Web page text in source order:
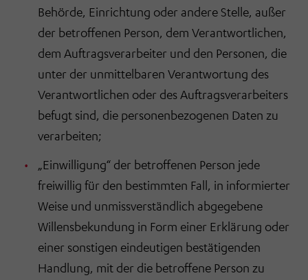
Behörde, Einrichtung oder andere Stelle, außer
der betroffenen Person, dem Verantwortlichen,
dem Auftragsverarbeiter und den Personen, die
unter der unmittelbaren Verantwortung des
Verantwortlichen oder des Auftragsverarbeiters
befugt sind, die personenbezogenen Daten zu
verarbeiten;
„Einwilligung“ der betroffenen Person jede
freiwillig für den bestimmten Fall, in informierter
Weise und unmissverständlich abgegebene
Willensbekundung in Form einer Erklärung oder
einer sonstigen eindeutigen bestätigenden
Handlung, mit der die betroffene Person zu